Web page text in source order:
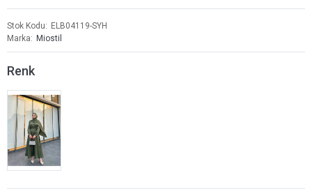
Stok Kodu
ELB04119-SYH
Marka
Miostil
Renk